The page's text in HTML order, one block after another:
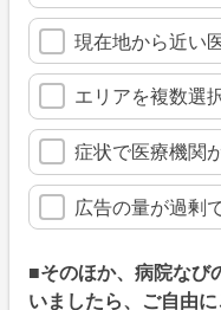
現在地から近い
エリアを複数選
症状で医療機関
広告の量が過剰
■そのほか、病院なび
いましたら、ご自由